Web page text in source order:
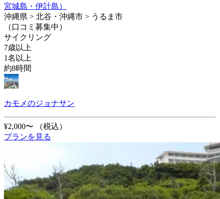
宮城島・伊計島）
沖縄県 > 北谷・沖縄市 > うるま市
（口コミ募集中）
サイクリング
7歳以上
1名以上
約8時間
カモメのジョナサン
¥2,000〜
（税込）
プランを見る